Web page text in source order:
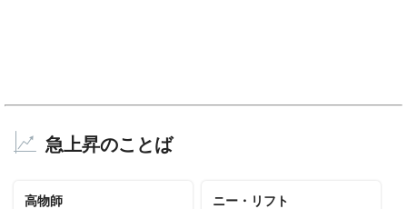
急上昇のことば
高物師 ニー・リフト